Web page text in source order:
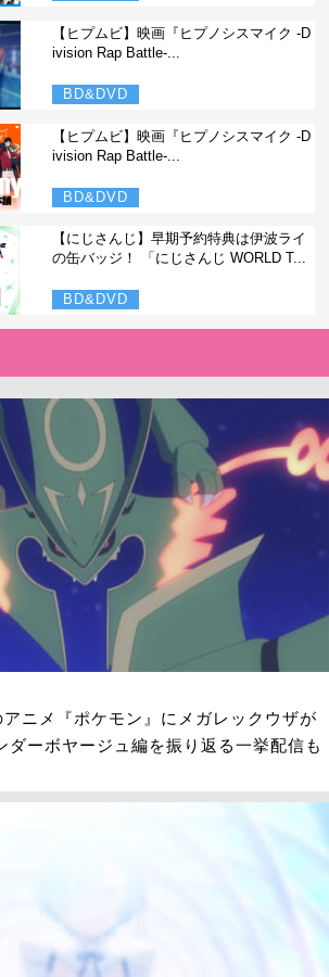
【ヒプムビ】映画『ヒプノシスマイク -D
ivision Rap Battle-...
BD&DVD
【ヒプムビ】映画『ヒプノシスマイク -D
ivision Rap Battle-...
BD&DVD
【にじさんじ】早期予約特典は伊波ライ
の缶バッジ！ 「にじさんじ WORLD T...
BD&DVD
アニメ『ポケモン』にメガレックウザが
ダーボヤージュ編を振り返る一挙配信も